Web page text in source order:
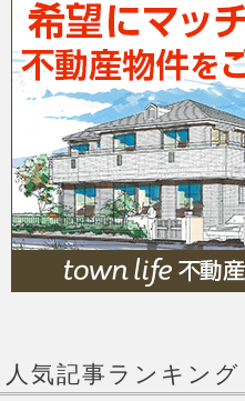
人気記事ランキング